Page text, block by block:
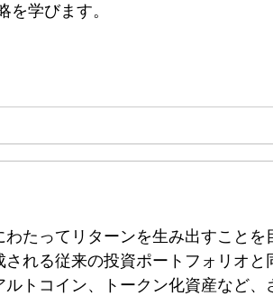
学びます。
たってリターンを生み出すこと
れる従来の投資ポートフォリオ
トコイン、トークン化資産など